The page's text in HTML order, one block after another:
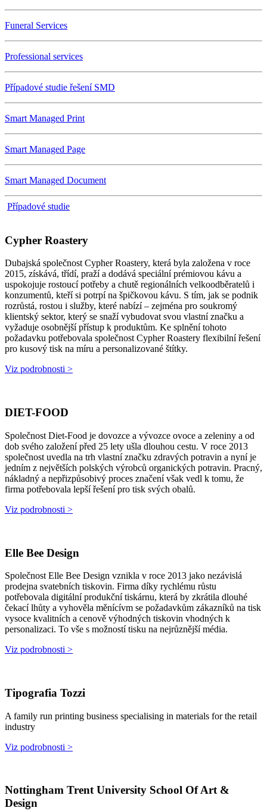
Funeral Services
Professional services
Případové studie řešení SMD
Smart Managed Print
Smart Managed Page
Smart Managed Document
Případové studie
Cypher Roastery
Dubajská společnost Cypher Roastery, která byla založena v roce
2015, získává, třídí, praží a dodává speciální prémiovou kávu a
uspokojuje rostoucí potřeby a chutě regionálních velkoodběratelů i
konzumentů, kteří si potrpí na špičkovou kávu. S tím, jak se podnik
rozrůstá, rostou i služby, které nabízí – zejména pro soukromý
klientský sektor, který se snaží vybudovat svou vlastní značku a
vyžaduje osobnější přístup k produktům. Ke splnění tohoto
požadavku potřebovala společnost Cypher Roastery flexibilní řešení
pro kusový tisk na míru a personalizované štítky.
Viz podrobnosti >
DIET-FOOD
Společnost Diet-Food je dovozce a vývozce ovoce a zeleniny a od
dob svého založení před 25 lety ušla dlouhou cestu. V roce 2013
společnost uvedla na trh vlastní značku zdravých potravin a nyní je
jedním z největších polských výrobců organických potravin. Pracný,
nákladný a nepřizpůsobivý proces značení však vedl k tomu, že
firma potřebovala lepší řešení pro tisk svých obalů.
Viz podrobnosti >
Elle Bee Design
Společnost Elle Bee Design vznikla v roce 2013 jako nezávislá
prodejna svatebních tiskovin. Firma díky rychlému růstu
potřebovala digitální produkční tiskárnu, která by zkrátila dlouhé
čekací lhůty a vyhověla měnícívm se požadavkům zákazníků na tisk
vysoce kvalitních a cenově výhodných tiskovin vhodných k
personalizaci. To vše s možností tisku na nejrůznější média.
Viz podrobnosti >
Tipografia Tozzi
A family run printing business specialising in materials for the retail
industry
Viz podrobnosti >
Nottingham Trent University School Of Art &
Design